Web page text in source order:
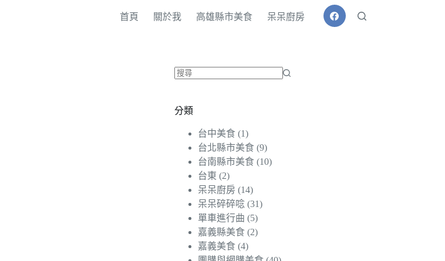
首頁 關於我 高雄縣市美食 呆呆廚房
到
分類
台中美食 (1)
台北縣市美食 (9)
台南縣市美食 (10)
台東 (2)
呆呆廚房 (14)
呆呆碎碎唸 (31)
單車進行曲 (5)
嘉義縣美食 (2)
嘉義美食 (4)